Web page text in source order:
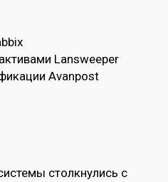
Lansweeper
Avanpost
столкнулись с